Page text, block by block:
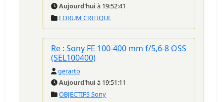
Aujourd'hui à 19:52:41
FORUM CRITIQUE
Re : Sony FE 100-400 mm f/5,6-8 OSS
(SEL100400)
gerarto
Aujourd'hui à 19:51:11
OBJECTIFS Sony